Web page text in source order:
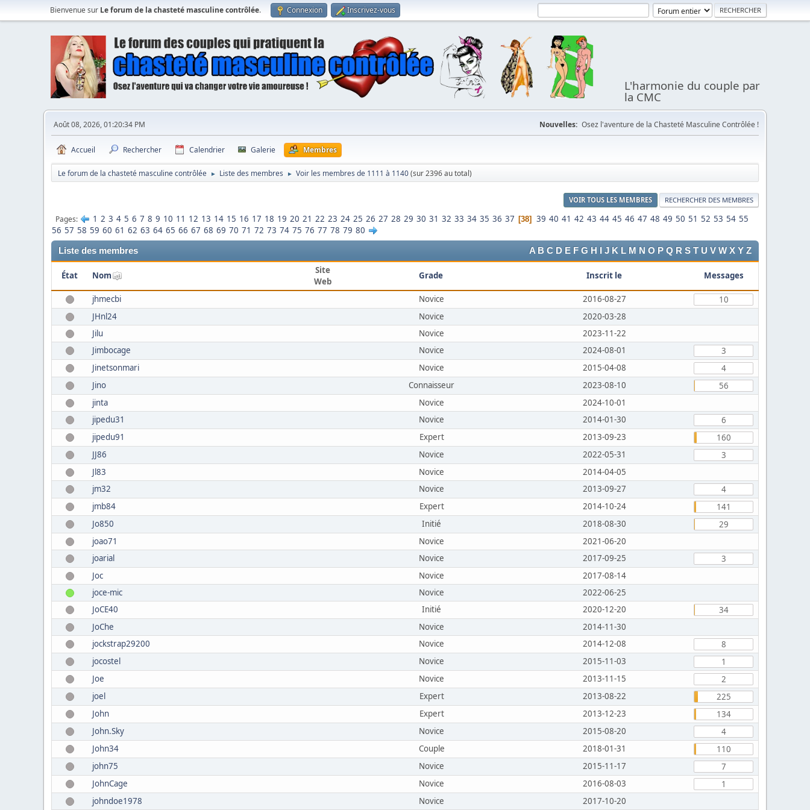
Bienvenue sur Le forum de la chasteté masculine contrôlée. Connexion Inscrivez-vous
L'harmonie du couple par
la CMC
Août 08, 2026, 01:20:34 PM Nouvelles: Osez l'aventure de la Chasteté Masculine Contrôlée !
Accueil Rechercher Calendrier Galerie Membres
Le forum de la chasteté masculine contrôlée ► Liste des membres ► Voir les membres de 1111 à 1140(sur 2396 au total)
VOIR TOUS LES MEMBRES RECHERCHER DES MEMBRES
Pages 1 2 3 4 5 6 7 8 9 10 11 12 13 14 15 16 17 18 19 20 21 22 23 24 25 26 27 28 29 30 31 32 33 34 35 36 37 38 39 40 41 42 43 44 45 46 47 48 49 50 51 52 53 54 55
56 57 58 59 60 61 62 63 64 65 66 67 68 69 70 71 72 73 74 75 76 77 78 79 80
Liste des membres A B C D E F G H I J K L M N O P Q R S T U V W X Y Z
État Nom
Site
Web
Grade Inscrit le Messages
jhmecbi Novice 2016-08-27
10
JHnl24
Novice
2020-03-28
Jilu
Novice
2023-11-22
Jimbocage
Novice 2024-08-01
3
Jinetsonmari
Novice 2015-04-08
4
Jino
Connaisseur 2023-08-10
56
jinta
Novice
2024-10-01
jipedu31
Novice 2014-01-30
6
jipedu91
Expert 2013-09-23
160
JJ86
Novice 2022-05-31
3
Jl83
Novice
2014-04-05
jm32
Novice 2013-09-27
4
jmb84
Expert 2014-10-24
141
Jo850
Initié 2018-08-30
29
joao71
Novice
2021-06-20
joarial
Novice 2017-09-25
3
Joc
Novice
2017-08-14
joce-mic
Novice
2022-06-25
JoCE40
Initié 2020-12-20
34
JoChe
Novice
2014-11-30
jockstrap29200
Novice 2014-12-08
8
jocostel
Novice 2015-11-03
1
Joe
Novice 2013-11-15
2
joel
Expert 2013-08-22
225
John
Expert 2013-12-23
134
John.Sky
Novice 2015-08-20
4
John34
Couple 2018-01-31
110
john75
Novice 2015-11-17
7
JohnCage
Novice 2016-08-03
1
johndoe1978
Novice 2017-10-20